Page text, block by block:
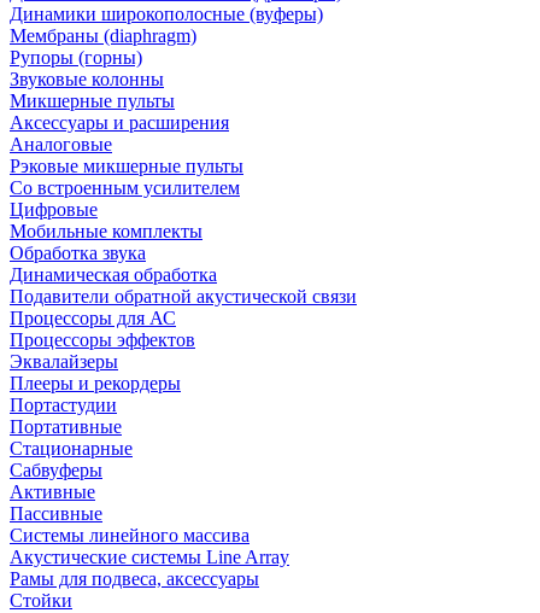
Динамики широкополосные (вуферы)
Мембраны (diaphragm)
Рупоры (горны)
Звуковые колонны
Микшерные пульты
Аксессуары и расширения
Аналоговые
Рэковые микшерные пульты
Со встроенным усилителем
Цифровые
Мобильные комплекты
Обработка звука
Динамическая обработка
Подавители обратной акустической связи
Процессоры для АС
Процессоры эффектов
Эквалайзеры
Плееры и рекордеры
Портастудии
Портативные
Стационарные
Сабвуферы
Активные
Пассивные
Системы линейного массива
Акустические системы Line Array
Рамы для подвеса, аксессуары
Стойки